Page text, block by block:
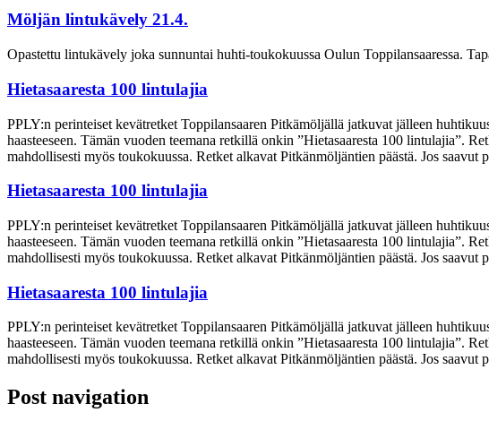
Möljän lintukävely 21.4.
Opastettu lintukävely joka sunnuntai huhti-toukokuussa Oulun Toppilansaaressa.
Hietasaaresta 100 lintulajia
PPLY:n perinteiset kevätretket Toppilansaaren Pitkämöljällä jatkuvat jälleen
haasteeseen. Tämän vuoden teemana retkillä onkin ”Hietasaaresta 100 lintulajia”.
mahdollisesti myös toukokuussa. Retket alkavat Pitkänmöljäntien päästä. Jos
Hietasaaresta 100 lintulajia
PPLY:n perinteiset kevätretket Toppilansaaren Pitkämöljällä jatkuvat jälleen
haasteeseen. Tämän vuoden teemana retkillä onkin ”Hietasaaresta 100 lintulajia”.
mahdollisesti myös toukokuussa. Retket alkavat Pitkänmöljäntien päästä. Jos
Hietasaaresta 100 lintulajia
PPLY:n perinteiset kevätretket Toppilansaaren Pitkämöljällä jatkuvat jälleen
haasteeseen. Tämän vuoden teemana retkillä onkin ”Hietasaaresta 100 lintulajia”.
mahdollisesti myös toukokuussa. Retket alkavat Pitkänmöljäntien päästä. Jos
Post navigation